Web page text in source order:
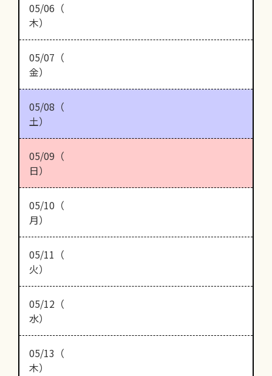
05/06（
木）
05/07（
金）
05/08（
土）
05/09（
日）
05/10（
月）
05/11（
火）
05/12（
水）
05/13（
木）